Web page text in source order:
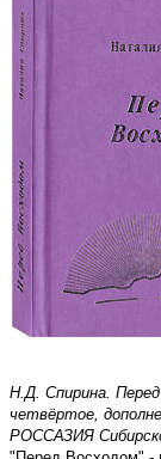
Н.Д. Спирина.
четвёртое,
РОССАЗИЯ